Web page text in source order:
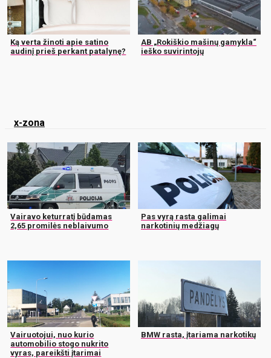
Ką verta žinoti apie satino
audinį prieš perkant patalynę?
AB „Rokiškio mašinų gamykla“
ieško suvirintojų
x-zona
Vairavo keturratį būdamas
2,65 promilės neblaivumo
Pas vyrą rasta galimai
narkotinių medžiagų
Vairuotojui, nuo kurio
automobilio stogo nukrito
vyras, pareikšti įtarimai
BMW rasta, įtariama narkotikų